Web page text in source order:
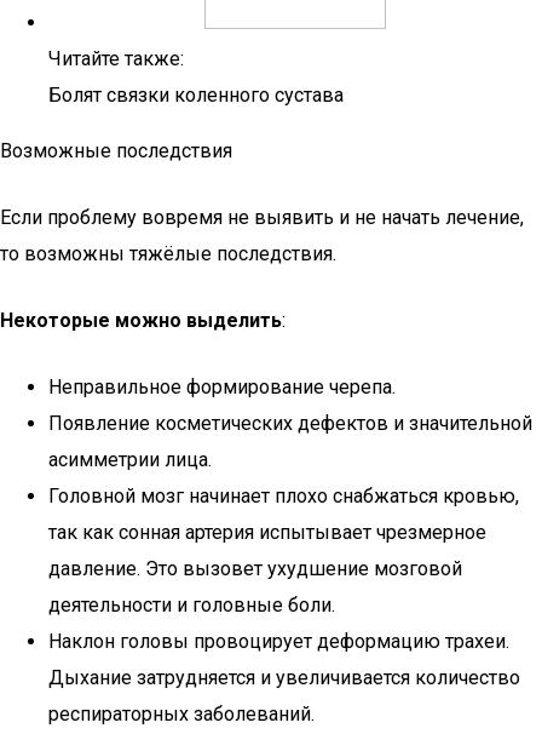
Читайте также:
Болят связки коленного сустава
Возможные последствия
Если проблему вовремя не выявить и не начать лечение,
то возможны тяжёлые последствия.
Некоторые можно выделить:
Неправильное формирование черепа.
Появление косметических дефектов и значительной
асимметрии лица.
Головной мозг начинает плохо снабжаться кровью,
так как сонная артерия испытывает чрезмерное
давление. Это вызовет ухудшение мозговой
деятельности и головные боли.
Наклон головы провоцирует деформацию трахеи.
Дыхание затрудняется и увеличивается количество
респираторных заболеваний.